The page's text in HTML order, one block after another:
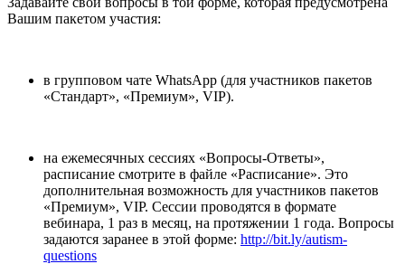
Вашим пакетом участия:
в групповом чате WhatsApp (для участников пакетов
«Стандарт», «Премиум», VIP).
на ежемесячных сессиях «Вопросы-Ответы»,
расписание смотрите в файле «Расписание». Это
дополнительная возможность для участников пакетов
«Премиум», VIP. Сессии проводятся в формате
вебинара, 1 раз в месяц, на протяжении 1 года. Вопросы
задаются заранее в этой форме: http://bit.ly/autism-
questions